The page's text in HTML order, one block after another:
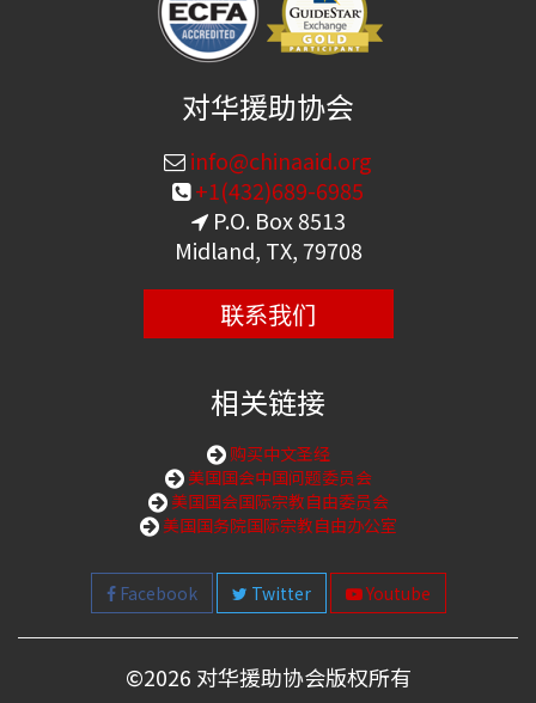
对华援助协会
info@chinaaid.org
+1(432)689-6985
P.O. Box 8513
Midland, TX, 79708
联系我们
相关链接
购买中文圣经
美国国会中国问题委员会
美国国会国际宗教自由委员会
美国国务院国际宗教自由办公室
Facebook Twitter Youtube
©2026 对华援助协会版权所有